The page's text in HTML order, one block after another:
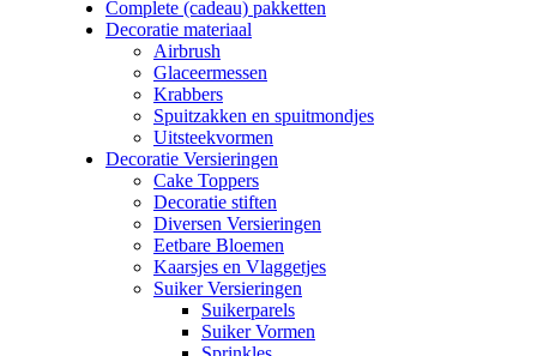
Complete (cadeau) pakketten
Decoratie materiaal
Airbrush
Glaceermessen
Krabbers
Spuitzakken en spuitmondjes
Uitsteekvormen
Decoratie Versieringen
Cake Toppers
Decoratie stiften
Diversen Versieringen
Eetbare Bloemen
Kaarsjes en Vlaggetjes
Suiker Versieringen
Suikerparels
Suiker Vormen